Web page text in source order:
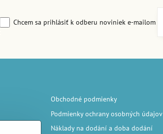
Chcem sa prihlásiť k odberu noviniek e-mailom
Obchodné podmienky
Podmienky ochrany osobných údajov
Náklady na dodání a doba dodání